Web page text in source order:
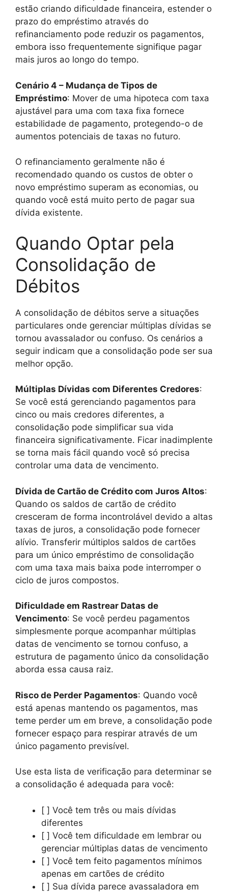
estão criando dificuldade financeira, estender o
prazo do empréstimo através do
refinanciamento pode reduzir os pagamentos,
embora isso frequentemente signifique pagar
mais juros ao longo do tempo.
Cenário 4 – Mudança de Tipos de
Empréstimo: Mover de uma hipoteca com taxa
ajustável para uma com taxa fixa fornece
estabilidade de pagamento, protegendo-o de
aumentos potenciais de taxas no futuro.
O refinanciamento geralmente não é
recomendado quando os custos de obter o
novo empréstimo superam as economias, ou
quando você está muito perto de pagar sua
dívida existente.
Quando Optar pela
Consolidação de
Débitos
A consolidação de débitos serve a situações
particulares onde gerenciar múltiplas dívidas se
tornou avassalador ou confuso. Os cenários a
seguir indicam que a consolidação pode ser sua
melhor opção.
Múltiplas Dívidas com Diferentes Credores:
Se você está gerenciando pagamentos para
cinco ou mais credores diferentes, a
consolidação pode simplificar sua vida
financeira significativamente. Ficar inadimplente
se torna mais fácil quando você só precisa
controlar uma data de vencimento.
Dívida de Cartão de Crédito com Juros Altos:
Quando os saldos de cartão de crédito
cresceram de forma incontrolável devido a altas
taxas de juros, a consolidação pode fornecer
alívio. Transferir múltiplos saldos de cartões
para um único empréstimo de consolidação
com uma taxa mais baixa pode interromper o
ciclo de juros compostos.
Dificuldade em Rastrear Datas de
Vencimento: Se você perdeu pagamentos
simplesmente porque acompanhar múltiplas
datas de vencimento se tornou confuso, a
estrutura de pagamento único da consolidação
aborda essa causa raiz.
Risco de Perder Pagamentos: Quando você
está apenas mantendo os pagamentos, mas
teme perder um em breve, a consolidação pode
fornecer espaço para respirar através de um
único pagamento previsível.
Use esta lista de verificação para determinar se
a consolidação é adequada para você:
[ ] Você tem três ou mais dívidas
diferentes
[ ] Você tem dificuldade em lembrar ou
gerenciar múltiplas datas de vencimento
[ ] Você tem feito pagamentos mínimos
apenas em cartões de crédito
[ ] Sua dívida parece avassaladora em